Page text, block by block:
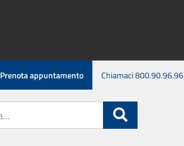
Prenota appuntamento Chiamaci 800.90.96.96